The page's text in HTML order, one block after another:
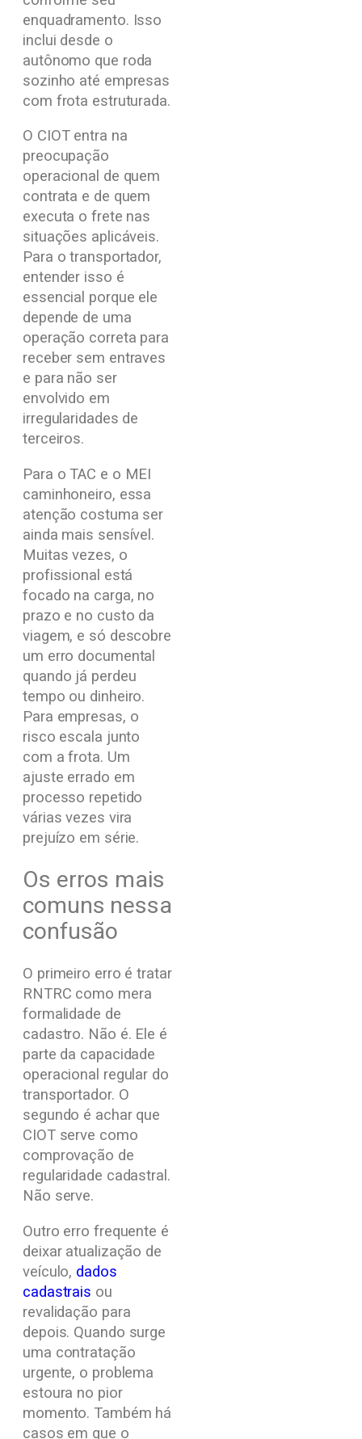
enquadramento. Isso
inclui desde o
autônomo que roda
sozinho até empresas
com frota estruturada.
O CIOT entra na
preocupação
operacional de quem
contrata e de quem
executa o frete nas
situações aplicáveis.
Para o transportador,
entender isso é
essencial porque ele
depende de uma
operação correta para
receber sem entraves
e para não ser
envolvido em
irregularidades de
terceiros.
Para o TAC e o MEI
caminhoneiro, essa
atenção costuma ser
ainda mais sensível.
Muitas vezes, o
profissional está
focado na carga, no
prazo e no custo da
viagem, e só descobre
um erro documental
quando já perdeu
tempo ou dinheiro.
Para empresas, o
risco escala junto
com a frota. Um
ajuste errado em
processo repetido
várias vezes vira
prejuízo em série.
Os erros mais
comuns nessa
confusão
O primeiro erro é tratar
RNTRC como mera
formalidade de
cadastro. Não é. Ele é
parte da capacidade
operacional regular do
transportador. O
segundo é achar que
CIOT serve como
comprovação de
regularidade cadastral.
Não serve.
Outro erro frequente é
deixar atualização de
veículo, dados
cadastrais ou
revalidação para
depois. Quando surge
uma contratação
urgente, o problema
estoura no pior
momento. Também há
casos em que o